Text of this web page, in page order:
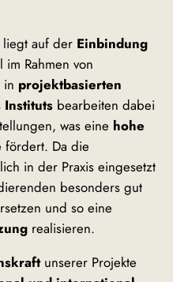
liegt auf der Einbindung
im Rahmen von
in projektbasierten
Instituts bearbeiten dabei
was eine hohe
fördert. Da die
in der Praxis eingesetzt
besonders gut
und so eine
realisieren.
unserer Projekte